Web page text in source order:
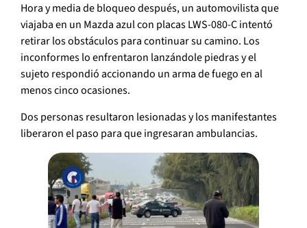
Hora y media de bloqueo después, un automovilista que
viajaba en un Mazda azul con placas LWS-080-C intentó
retirar los obstáculos para continuar su camino. Los
inconformes lo enfrentaron lanzándole piedras y el
sujeto respondió accionando un arma de fuego en al
menos cinco ocasiones.
Dos personas resultaron lesionadas y los manifestantes
liberaron el paso para que ingresaran ambulancias.